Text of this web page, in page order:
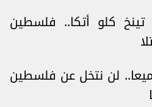
كلو أتكا.. فلسطين
لن نتخل عن فلسطين